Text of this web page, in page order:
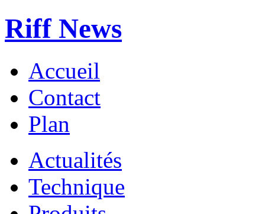
Riff News
Accueil
Contact
Plan
Actualités
Technique